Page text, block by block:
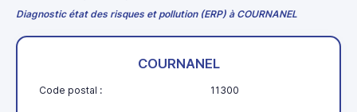
Diagnostic état des risques et pollution (ERP) à COURNANEL
COURNANEL
Code postal : 11300